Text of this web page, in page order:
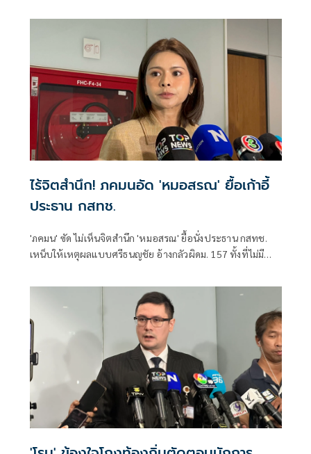
พัฒนาอย่างยั่งยืน แถลงคัดค้านการเยือนไทยอย่างเป็นทางการ
ไร้จิตสำนึก! ภคมนอัด 'หมอสรณ' ยื้อเก้าอี้
ประธาน กสทช.
'ภคมน' ซัด ไม่เห็นจิตสำนึก 'หมอสรณ' ยื้อนั่งประธาน กสทช.
เหน็บให้เหตุผลแบบศรีธนญชัย อ้างกลัวผิดม. 157 ทั้งที่ไม่มี
ตำแหน่งได้แล้ว